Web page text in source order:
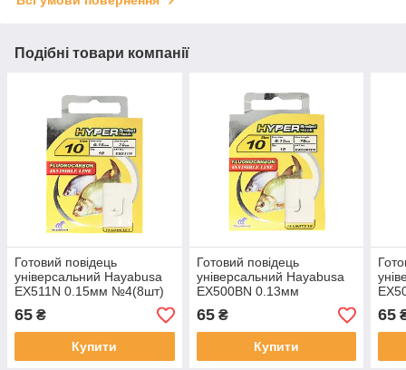
Подібні товари компанії
Готовий повідець
універсальний Hayabusa
EX511N 0.15мм №4(8шт)
65 ₴
Купити
Готовий повідець
універсальний Hayabusa
EX500BN 0.13мм
№12(10шт)
65₴
Купити
65